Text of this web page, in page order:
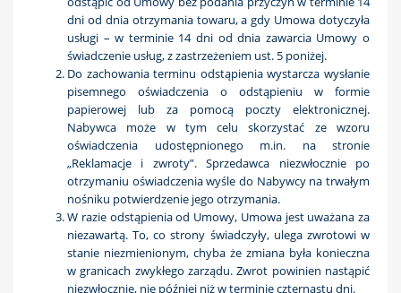
dni od dnia otrzymania towaru, a gdy Umowa dotyczyła
usługi – w terminie 14 dni od dnia zawarcia Umowy o
świadczenie usług, z zastrzeżeniem ust. 5 poniżej.
Do zachowania terminu odstąpienia wystarcza wysłanie
pisemnego oświadczenia o odstąpieniu w formie
papierowej lub za pomocą poczty elektronicznej.
Nabywca może w tym celu skorzystać ze wzoru
oświadczenia udostępnionego m.in. na stronie
„Reklamacje i zwroty”. Sprzedawca niezwłocznie po
otrzymaniu oświadczenia wyśle do Nabywcy na trwałym
nośniku potwierdzenie jego otrzymania.
W razie odstąpienia od Umowy, Umowa jest uważana za
niezawartą. To, co strony świadczyły, ulega zwrotowi w
stanie niezmienionym, chyba że zmiana była konieczna
w granicach zwykłego zarządu. Zwrot powinien nastąpić
niezwłocznie, nie później niż w terminie czternastu dni.